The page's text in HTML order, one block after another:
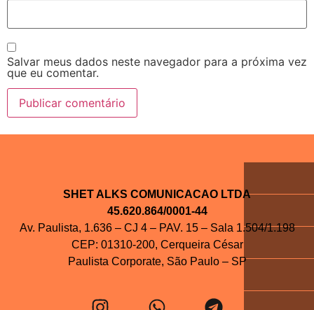
Salvar meus dados neste navegador para a próxima vez
que eu comentar.
SHET ALKS COMUNICACAO LTDA
45.620.864/0001-44
Av. Paulista, 1.636 – CJ 4 – PAV. 15 – Sala 1.504/1.198
CEP: 01310-200, Cerqueira César
Paulista Corporate, São Paulo – SP